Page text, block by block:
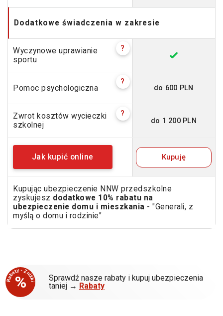
Dodatkowe świadczenia w zakresie
Wyczynowe uprawianie
sportu
?
Pomoc psychologiczna
?
do 600 PLN
Zwrot kosztów wycieczki
szkolnej
?
do 1 200 PLN
Jak kupić online Kupuję
Kupując ubezpieczenie NNW przedszkolne
zyskujesz dodatkowe 10% rabatu na
ubezpieczenie domu i mieszkania - "Generali, z
myślą o domu i rodzinie"
%
Rabaty - Zniżki
Sprawdź nasze rabaty i kupuj ubezpieczenia
taniej → Rabaty